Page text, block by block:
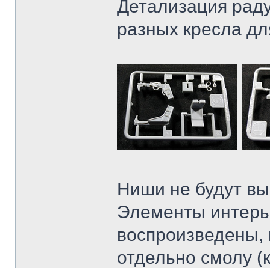
Детализация
разных кресла
Ниши не будут
Элементы
воспроизведены,
отдельно смолу